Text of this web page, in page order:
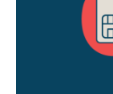
փաթեթի